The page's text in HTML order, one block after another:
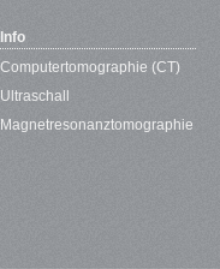
Info
Computertomographie (CT)
Ultraschall
Magnetresonanztomographie